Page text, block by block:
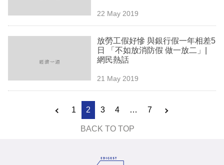
22 May 2019
放勞工假好慘 與銀行假一年相差5
日 「不如放消防假 做一放二」|
網民熱話
21 May 2019
1 2 3 4 … 7
BACK TO TOP